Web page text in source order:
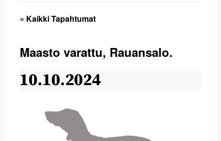
« Kaikki Tapahtumat
Maasto varattu, Rauansalo.
10.10.2024